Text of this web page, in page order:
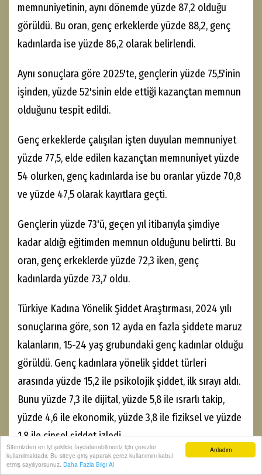
Anladım
Sitemizden en iyi şekilde faydalanabilmeniz için çerezler
kullanılmaktadır. Bu siteye giriş yaparak çerez kullanımını kabul
etmiş sayılıyorsunuz. Daha Fazla Bilgi Al
memnuniyetinin, aynı dönemde yüzde 87,2 olduğu
görüldü. Bu oran, genç erkeklerde yüzde 88,2, genç
kadınlarda ise yüzde 86,2 olarak belirlendi.
Aynı sonuçlara göre 2025'te, gençlerin yüzde 75,5'inin
işinden, yüzde 52'sinin elde ettiği kazançtan memnun
olduğunu tespit edildi.
Genç erkeklerde çalışılan işten duyulan memnuniyet
yüzde 77,5, elde edilen kazançtan memnuniyet yüzde
54 olurken, genç kadınlarda ise bu oranlar yüzde 70,8
ve yüzde 47,5 olarak kayıtlara geçti.
Gençlerin yüzde 73'ü, geçen yıl itibarıyla şimdiye
kadar aldığı eğitimden memnun olduğunu belirtti. Bu
oran, genç erkeklerde yüzde 72,3 iken, genç
kadınlarda yüzde 73,7 oldu.
Türkiye Kadına Yönelik Şiddet Araştırması, 2024 yılı
sonuçlarına göre, son 12 ayda en fazla şiddete maruz
kalanların, 15-24 yaş grubundaki genç kadınlar olduğu
görüldü. Genç kadınlara yönelik şiddet türleri
arasında yüzde 15,2 ile psikolojik şiddet, ilk sırayı aldı.
Bunu yüzde 7,3 ile dijital, yüzde 5,8 ile ısrarlı takip,
yüzde 4,6 ile ekonomik, yüzde 3,8 ile fiziksel ve yüzde
1,8 ile cinsel şiddet izledi.
Gençlerin yapay zeka kullanma oranı yüzde 39,4